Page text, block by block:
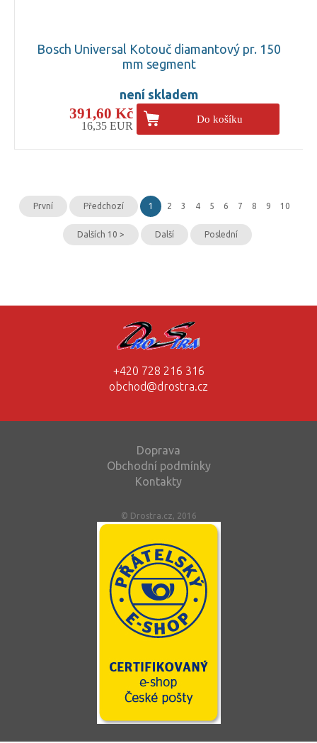
Bosch Universal Kotouč diamantový pr. 150
mm segment
není skladem
391,60 Kč
16,35 EUR
Do košíku
První Předchozí 1 2 3 4 5 6 7 8 9 10
Dalších 10 > Další Poslední
+420 728 216 316
obchod@drostra.cz
Doprava
Obchodní podmínky
Kontakty
© Drostra.cz, 2016